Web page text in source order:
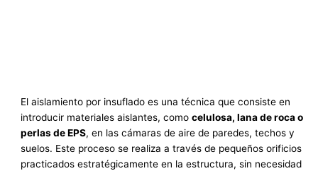
El aislamiento por insuflado es una técnica que consiste en
introducir materiales aislantes, comocelulosa, lana de roca o
perlas de EPS, en las cámaras de aire de paredes, techos y
suelos. Este proceso se realiza a través de pequeños orificios
practicados estratégicamente en la estructura, sin necesidad